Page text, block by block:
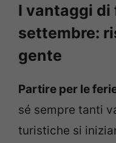
I vantaggi di
settembre:
gente
Partire per le
sé sempre tanti
turistiche si